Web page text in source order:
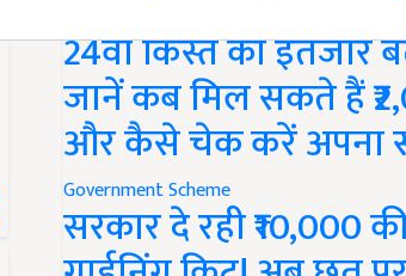
24वीं किस्त का इंतजार
जानें कब मिल सकते हैं
और कैसे चेक करें अपना
Government Scheme
सरकार दे रही ₹10,000